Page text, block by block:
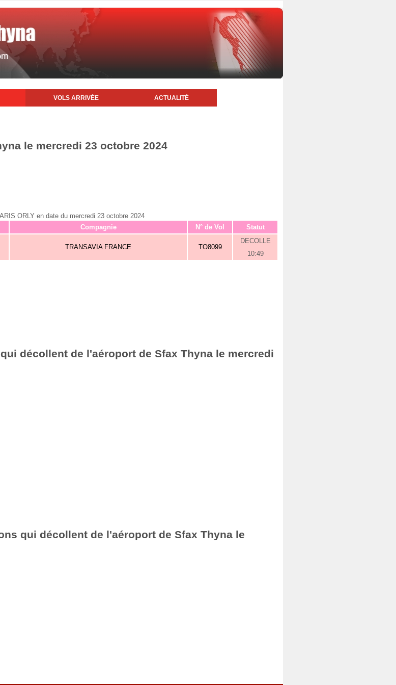
VOLS ARRIVÉE ACTUALITÉ
le mercredi 23 octobre 2024
ORLY en date du mercredi 23 octobre 2024
Compagnie N° de Vol Statut
TRANSAVIA FRANCE TO8099
DECOLLE
10:49
décollent de l'aéroport de Sfax Thyna le mercredi
qui décollent de l'aéroport de Sfax Thyna le